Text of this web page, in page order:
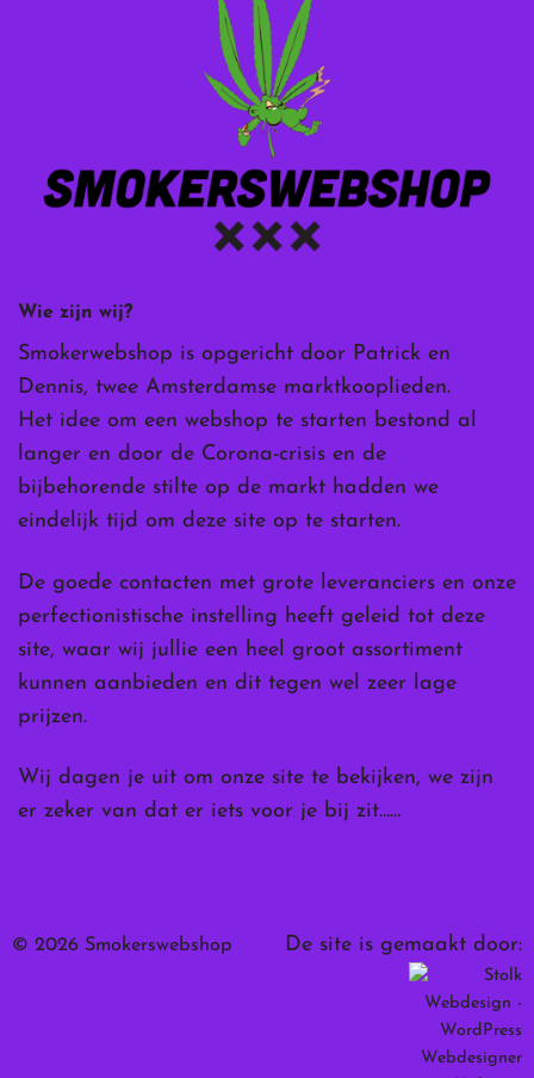
Wie zijn wij?
Smokerwebshop is opgericht door Patrick en
Dennis, twee Amsterdamse marktkooplieden.
Het idee om een webshop te starten bestond al
langer en door de Corona-crisis en de
bijbehorende stilte op de markt hadden we
eindelijk tijd om deze site op te starten.
De goede contacten met grote leveranciers en onze
perfectionistische instelling heeft geleid tot deze
site, waar wij jullie een heel groot assortiment
kunnen aanbieden en dit tegen wel zeer lage
prijzen.
Wij dagen je uit om onze site te bekijken, we zijn
er zeker van dat er iets voor je bij zit……
© 2026 Smokerswebshop De site is gemaakt door: